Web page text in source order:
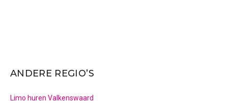
ANDERE REGIO’S
Limo huren Valkenswaard